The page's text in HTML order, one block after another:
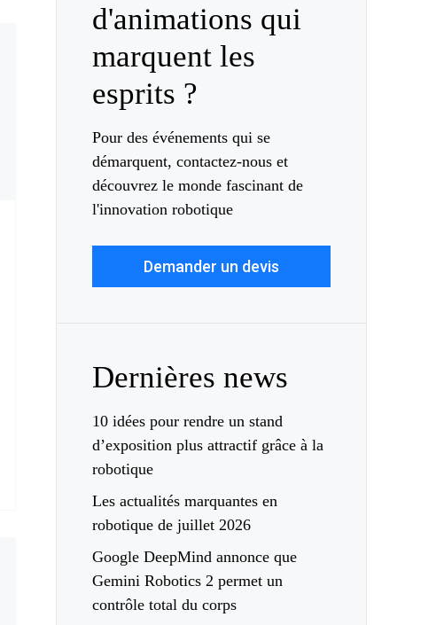
d'animations qui
marquent les
esprits ?
Pour des événements qui se
démarquent, contactez-nous et
découvrez le monde fascinant de
l'innovation robotique
Demander un devis
Dernières news
10 idées pour rendre un stand
d’exposition plus attractif grâce à la
robotique
Les actualités marquantes en
robotique de juillet 2026
Google DeepMind annonce que
Gemini Robotics 2 permet un
contrôle total du corps